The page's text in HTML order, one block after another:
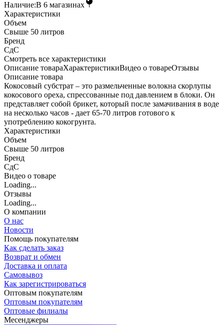
Наличие:В 6 магазинах
Характеристики
Объем
Свыше 50 литров
Бренд
СдС
Cмотреть все характеристики
Описание товараХарактеристикиВидео о товареОтзывы
Описание товара
Кокосовый субстрат – это размельченные волокна скорлупы
кокосового ореха, спрессованные под давлением в блоки. Он
представляет собой брикет, который после замачивания в воде
на несколько часов - дает 65-70 литров готового к
употреблению кокогрунта.
Характеристики
Объем
Свыше 50 литров
Бренд
СдС
Видео о товаре
Loading...
Отзывы
Loading...
О компании
О нас
Новости
Помощь покупателям
Как сделать заказ
Возврат и обмен
Доставка и оплата
Самовывоз
Как зарегистрироваться
Оптовым покупателям
Оптовым покупателям
Оптовые филиалы
Месенджеры